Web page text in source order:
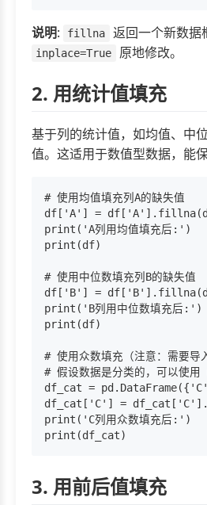
说明: fillna 返回一个新数据
inplace=True 原地修改。
2. 用统计值填充
基于列的统计值，如均值、中
值。这适用于数值型数据，能
# 使用均值填充列A的缺失值
df['A'] =
print('A列用均值填充后:')
print(df)
# 使用中位数填充列B的缺失值
df['B'] =
print('B列用中位数填充后:')
print(df)
# 使用众数填充（注意：需要导
# 假设数据是分类的，可以使用
df_cat =
df_cat['C'] =
print('C列用众数填充后:')
3. 用前后值填充